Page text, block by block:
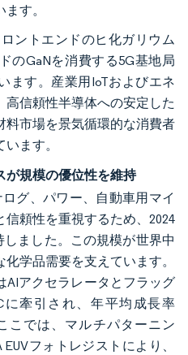
す。
ントエンドのヒ化ガリウム
のGaNを消費する5G基地局
ます。産業用IoTおよびエネ
信頼性半導体への安定した
料市場を景気循環的な消費者
ます。
が規模の優位性を維持
グ、パワー、自動車用マイ
頼性を重視するため、2024
ました。この規模が世界中
学品需要を支えています。
AIアクセラレータとフラッグ
に牽引され、年平均成長率
こでは、マルチパターニン
フォトレジストにより、